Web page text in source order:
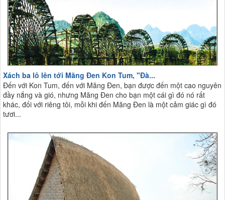
Xách ba lô lên tới Măng Đen Kon Tum, "Đà...
Đến với Kon Tum, đến với Măng Đen, bạn được đến một cao nguyên
đầy nắng và gió, nhưng Măng Đen cho bạn một cái gì đó nó rất
khác, đối với riêng tôi, mỗi khi đến Măng Đen là một cảm giác gì đó
tươi...